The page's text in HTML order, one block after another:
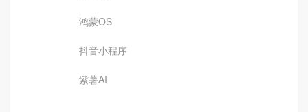
鸿蒙OS
抖音小程序
紫薯AI